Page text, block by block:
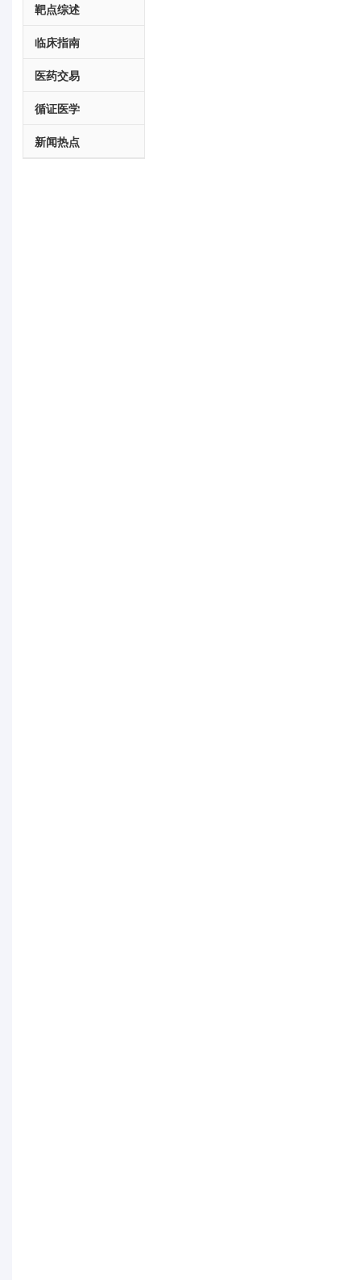
靶点综述
临床指南
医药交易
循证医学
新闻热点